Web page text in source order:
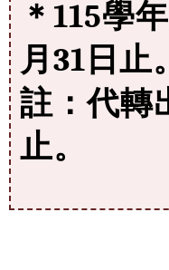
＊115學
月31日止。
註：代轉
止。